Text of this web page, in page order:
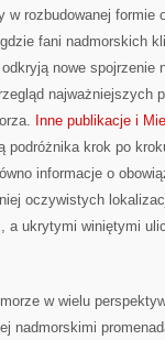
rozbudowanej formie
fani nadmorskich
nowe spojrzenie
najważniejszych
Inne publikacje i
podróżnika krok po
informacje o
oczywistych
a ukrytymi winiętymi
w wielu
nadmorskimi